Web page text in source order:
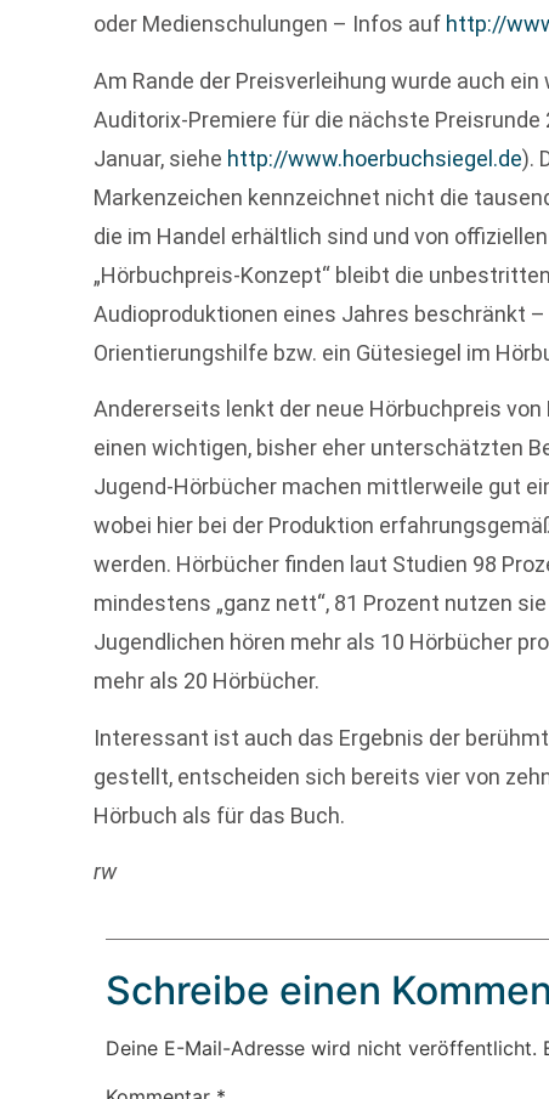
oder Medienschulungen – Infos auf http://
Am Rande der Preisverleihung wurde auch
Auditorix-Premiere für die nächste
Januar, siehe http://www.hoerbuchsiegel.de).
Markenzeichen kennzeichnet nicht die
die im Handel erhältlich sind und von
„Hörbuchpreis-Konzept“ bleibt die
Audioproduktionen eines Jahres beschränkt
Orientierungshilfe bzw. ein Gütesiegel im
Andererseits lenkt der neue Hörbuchpreis
einen wichtigen, bisher eher unterschätzten
Jugend-Hörbücher machen mittlerweile gut
wobei hier bei der Produktion
werden. Hörbücher finden laut Studien 98
mindestens „ganz nett“, 81 Prozent nutzen
Jugendlichen hören mehr als 10 Hörbücher
mehr als 20 Hörbücher.
Interessant ist auch das Ergebnis der
gestellt, entscheiden sich bereits vier von
Hörbuch als für das Buch.
rw
Schreibe einen
Deine E-Mail-Adresse wird nicht veröffentlicht.